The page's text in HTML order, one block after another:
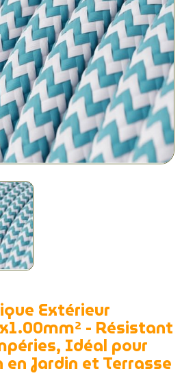
Extérieur
- Résistant
Idéal pour
Jardin et Terrasse